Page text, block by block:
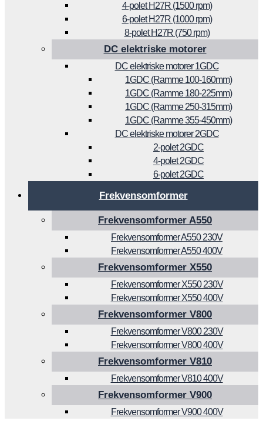
4-polet H27R (1500 rpm)
6-polet H27R (1000 rpm)
8-polet H27R (750 rpm)
DC elektriske motorer
DC elektriske motorer 1GDC
1GDC (Ramme 100-160mm)
1GDC (Ramme 180-225mm)
1GDC (Ramme 250-315mm)
1GDC (Ramme 355-450mm)
DC elektriske motorer 2GDC
2-polet 2GDC
4-polet 2GDC
6-polet 2GDC
Frekvensomformer
Frekvensomformer A550
Frekvensomformer A550 230V
Frekvensomformer A550 400V
Frekvensomformer X550
Frekvensomformer X550 230V
Frekvensomformer X550 400V
Frekvensomformer V800
Frekvensomformer V800 230V
Frekvensomformer V800 400V
Frekvensomformer V810
Frekvensomformer V810 400V
Frekvensomformer V900
Frekvensomformer V900 400V